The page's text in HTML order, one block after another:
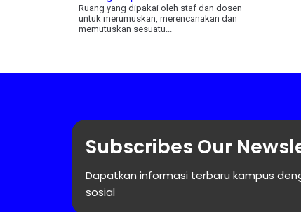
Ruang yang dipakai oleh staf dan dosen
untuk merumuskan, merencanakan dan
memutuskan sesuatu...
Subscribes Our
Dapatkan informasi terbaru kampus
sosial